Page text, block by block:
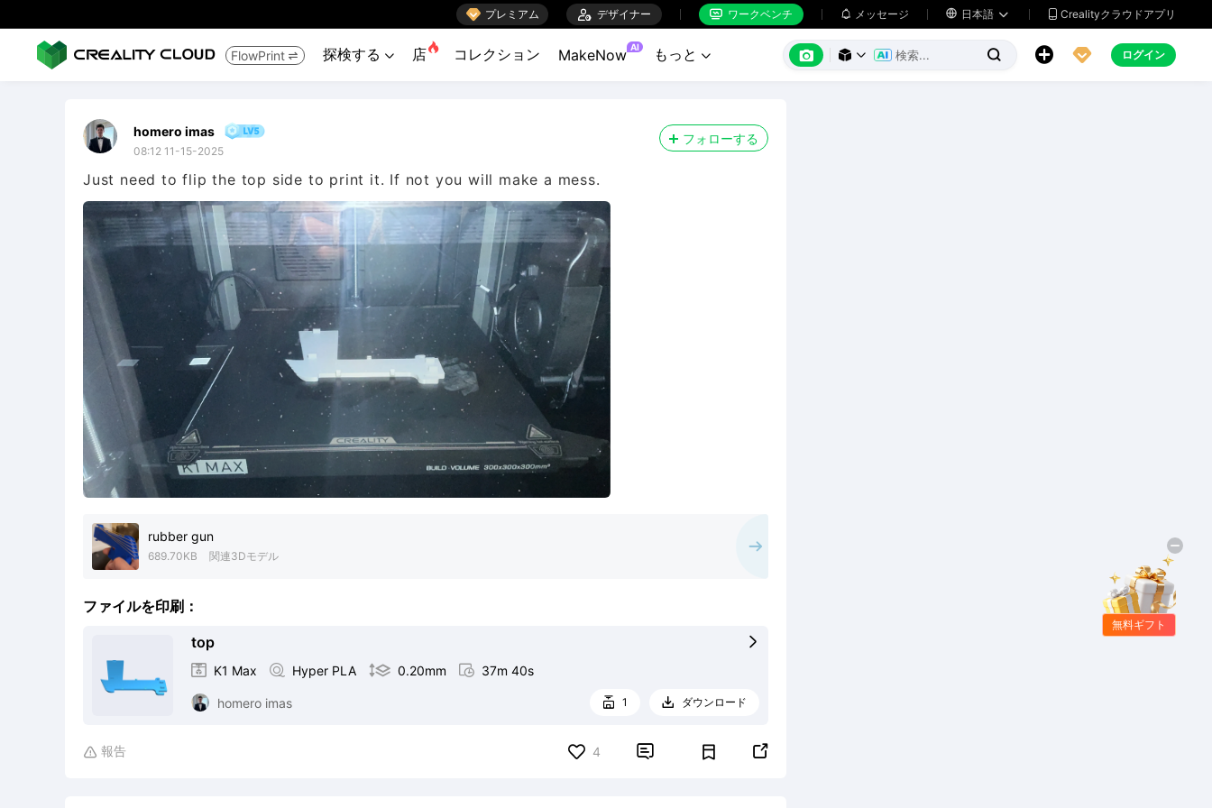
 プレミアム  デザイナー  ワークベンチ  メッセージ  日本語   Crealityクラウドアプリ
FlowPrint  探検する  店 コレクション MakeNow AI もっと        ログイン
homero imas
08:12 11-15-2025
フォローする
Just need to flip the top side to print it. If not you will make a mess.
rubber gun
689.70KB 関連3Dモデル
ファイルを印刷：
top

 K1 Max  Hyper PLA  0.20mm  37m 40s
homero imas  1  ダウンロード
 報告 4  
無料ギフト